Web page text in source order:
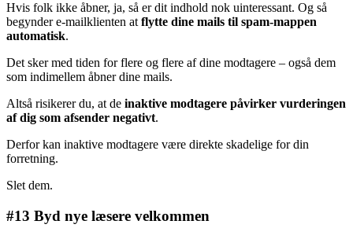
Hvis folk ikke åbner, ja, så er dit indhold nok uinteressant. Og så
begynder e-mailklienten at flytte dine mails til spam-mappen
automatisk.
Det sker med tiden for flere og flere af dine modtagere – også dem
som indimellem åbner dine mails.
Altså risikerer du, at de inaktive modtagere påvirker vurderingen
af dig som afsender negativt.
Derfor kan inaktive modtagere være direkte skadelige for din
forretning.
Slet dem.
#13 Byd nye læsere velkommen